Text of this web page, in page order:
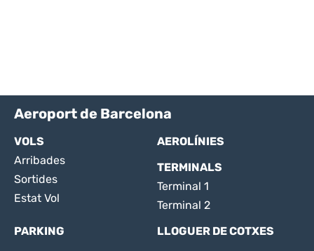
Aeroport de Barcelona
VOLS
Arribades
Sortides
Estat Vol
AEROLÍNIES
TERMINALS
Terminal 1
Terminal 2
PARKING
LLOGUER DE COTXES